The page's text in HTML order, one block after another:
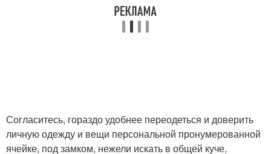
Согласитесь, гораздо удобнее переодеться и доверить
личную одежду и вещи персональной пронумерованной
ячейке, под замком, нежели искать в общей куче,